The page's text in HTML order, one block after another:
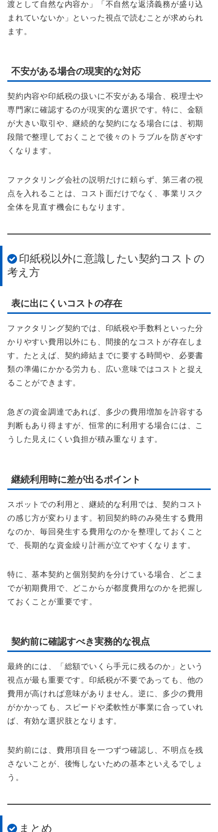
渡として自然な内容か」「不自然な返済義務が盛り込
まれていないか」といった視点で読むことが求められ
ます。
不安がある場合の現実的な対応
契約内容や印紙税の扱いに不安がある場合、税理士や
専門家に確認するのが現実的な選択です。特に、金額
が大きい取引や、継続的な契約になる場合には、初期
段階で整理しておくことで後々のトラブルを防ぎやす
くなります。
ファクタリング会社の説明だけに頼らず、第三者の視
点を入れることは、コスト面だけでなく、事業リスク
全体を見直す機会にもなります。
印紙税以外に意識したい契約コストの
考え方
表に出にくいコストの存在
ファクタリング契約では、印紙税や手数料といった分
かりやすい費用以外にも、間接的なコストが存在しま
す。たとえば、契約締結までに要する時間や、必要書
類の準備にかかる労力も、広い意味ではコストと捉え
ることができます。
急ぎの資金調達であれば、多少の費用増加を許容する
判断もあり得ますが、恒常的に利用する場合には、こ
うした見えにくい負担が積み重なります。
継続利用時に差が出るポイント
スポットでの利用と、継続的な利用では、契約コスト
の感じ方が変わります。初回契約時のみ発生する費用
なのか、毎回発生する費用なのかを整理しておくこと
で、長期的な資金繰り計画が立てやすくなります。
特に、基本契約と個別契約を分けている場合、どこま
でが初期費用で、どこからが都度費用なのかを把握し
ておくことが重要です。
契約前に確認すべき実務的な視点
最終的には、「総額でいくら手元に残るのか」という
視点が最も重要です。印紙税が不要であっても、他の
費用が高ければ意味がありません。逆に、多少の費用
がかかっても、スピードや柔軟性が事業に合っていれ
ば、有効な選択肢となります。
契約前には、費用項目を一つずつ確認し、不明点を残
さないことが、後悔しないための基本といえるでしょ
う。
まとめ